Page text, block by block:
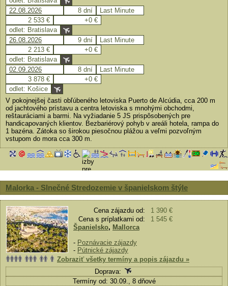
22.08.2026
8 dní
Last Minute
2 533 €
+0 €
odlet: Bratislava
26.08.2026
9 dní
Last Minute
2 213 €
+0 €
odlet: Bratislava
02.09.2026
8 dní
Last Minute
3 878 €
+0 €
odlet: Košice
V pokojnejšej časti obľúbeného letoviska Puerto de Alcúdia, cca 200 m
od jachtového prístavu a centra letoviska s mnohými obchodmi,
reštauráciami a barmi. Na vyžiadanie 5 JS prispôsobených pre
handicapovaných klientov. Bezbariérový pohyb v areáli hotela, rampa do
1 bazéna. Zátoka so širokou piesočnou plážou a veľmi pozvoľným
vstupom do mora cca 300 m.
Malorka - Slnečné Stredozemie v španielskom štýle
Cena zájazdu od:
1 390 €
Cena s príplatkami od:
1 545 €
Španielsko, Mallorca
- Poznávacie zájazdy
- Pútnické zájazdy
Zobraziť všetky termíny a popis zájazdu »
Doprava:
Termíny od: 30.09., 8 dňové